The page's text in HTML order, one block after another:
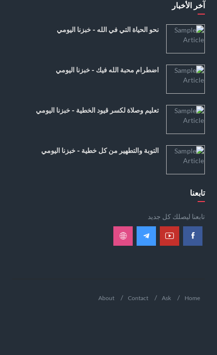
آخر الأخبار
نحو الحياة التي في الله - خبزنا اليومي
اضطرام محبة الله فيك - خبزنا اليومي
تعليم وصلاة لكسر قيود الخطية - خبزنا اليومي
التوبة والتطهير من كل خطية - خبزنا اليومي
تابعنا
تابعنا ليصلك كل جديد
Home
Ask
Contact
About